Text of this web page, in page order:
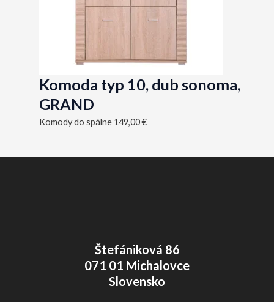
Komoda typ 10, dub sonoma,
GRAND
Komody do spálne 149,00€
Štefániková 86
071 01 Michalovce
Slovensko